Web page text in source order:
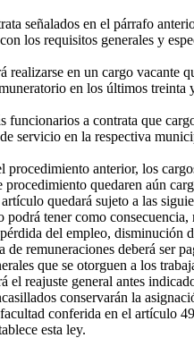
señalados en el párrafo
los requisitos generales y
en un cargo vacante
en los últimos treinta
a contrata que
servicio en la respectiva
anterior, los
procedimiento quedaren aún
quedará sujeto a las
tener como consecuencia,
del empleo, disminución
remuneraciones deberá ser
que se otorguen a los
el reajuste general antes
conservarán la
conferida en el artículo 49
esta ley.